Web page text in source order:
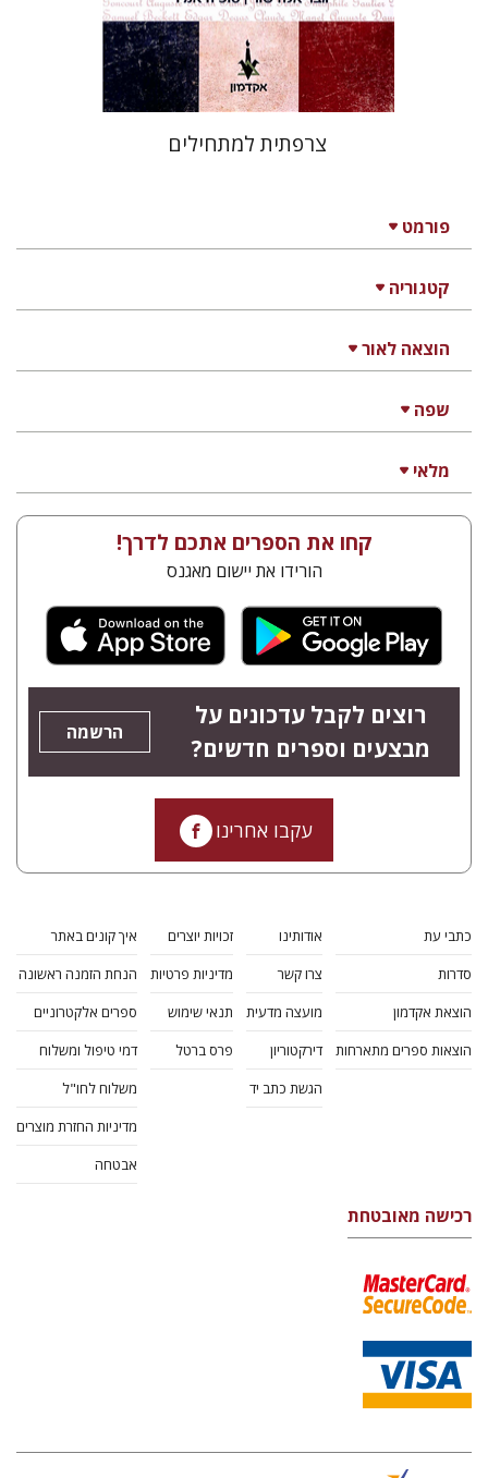
פורמט
קטגוריה
הוצאה לאור
שפה
מלאי
הנחת אתר ספר מודפס
$35
$32
צרפתית למתחילים
קחו את הספרים אתכם לדרך!
הורידו את יישום מאגנס
רוצים לקבל עדכונים על
מבצעים וספרים חדשים?
הרשמה
עקבו אחרינו
כתבי עת
סדרות
הוצאת אקדמון
הוצאות ספרים מתארחות
אודותינו
צרו קשר
מועצה מדעית
דירקטוריון
הגשת כתב יד
זכויות יוצרים
מדיניות פרטיות
תנאי שימוש
פרס ברטל
איך קונים באתר
הנחת הזמנה ראשונה
ספרים אלקטרוניים
דמי טיפול ומשלוח
משלוח לחו"ל
מדיניות החזרת מוצרים
אבטחה
רכישה מאובטחת